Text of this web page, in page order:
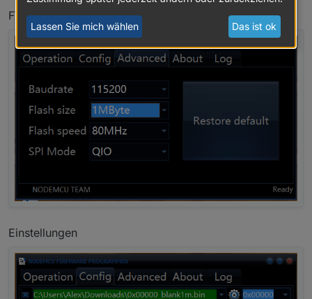
FW Auswahl mit Zahnrad
Einstellungen
Lassen Sie mich wählen Das ist ok